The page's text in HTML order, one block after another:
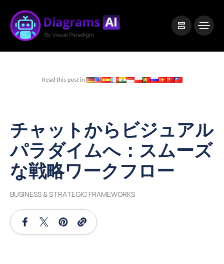
Read this post in:
チャットからビジュアル
パラダイムへ：スムーズ
な戦略ワークフロー
BUSINESS & STRATEGIC FRAMEWORKS